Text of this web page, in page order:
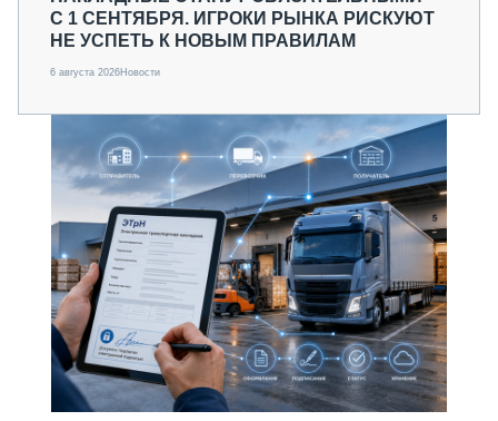
С 1 СЕНТЯБРЯ. ИГРОКИ РЫНКА РИСКУЮТ
НЕ УСПЕТЬ К НОВЫМ ПРАВИЛАМ
6 августа 2026Новости